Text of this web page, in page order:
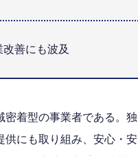
善にも波及
密着型の事業者である。独
供にも取り組み、安心・安